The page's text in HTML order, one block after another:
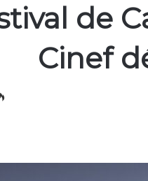
de
Cinef